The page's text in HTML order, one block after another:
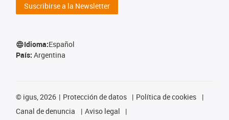
Suscribirse a la Newsletter
Idioma:Español
País: Argentina
© igus, 2026 Protección de datos
Política de cookies
Canal de denuncia
Aviso legal